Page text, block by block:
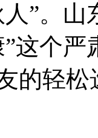
人”。
”这个
的轻松